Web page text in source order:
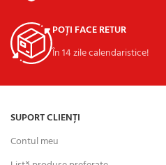
POȚI FACE RETUR
În 14 zile calendaristice!
SUPORT CLIENȚI
Contul meu